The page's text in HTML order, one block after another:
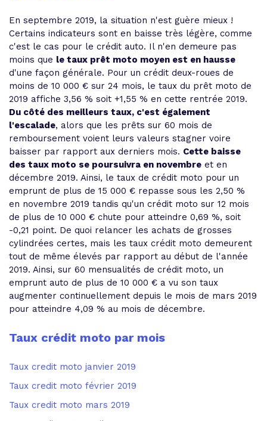
En septembre 2019, la situation n'est guère mieux !
Certains indicateurs sont en baisse très légère, comme
c'est le cas pour le crédit auto. Il n'en demeure pas
moins que le taux prêt moto moyen est en hausse
d'une façon générale. Pour un crédit deux-roues de
moins de 10 000 € sur 24 mois, le taux du prêt moto de
2019 affiche 3,56 % soit +1,55 % en cette rentrée 2019.
Du côté des meilleurs taux, c'est également
l'escalade, alors que les prêts sur 60 mois de
remboursement voient leurs valeurs stagner voire
baisser par rapport aux derniers mois. Cette baisse
des taux moto se poursuivra en novembre et en
décembre 2019. Ainsi, le taux de crédit moto pour un
emprunt de plus de 15 000 € repasse sous les 2,50 %
en novembre 2019 tandis qu'un crédit moto sur 12 mois
de plus de 10 000 € chute pour atteindre 0,69 %, soit
-0,21 point. De quoi relancer les achats de grosses
cylindrées certes, mais les taux crédit moto demeurent
tout de même élevés par rapport au début de l'année
2019. Ainsi, sur 60 mensualités de crédit moto, un
emprunt auto de plus de 10 000 € a vu son taux
augmenter continuellement depuis le mois de mars 2019
pour atteindre 4,09 % au mois de décembre.
Taux crédit moto par mois
Taux credit moto janvier 2019
Taux credit moto février 2019
Taux credit moto mars 2019